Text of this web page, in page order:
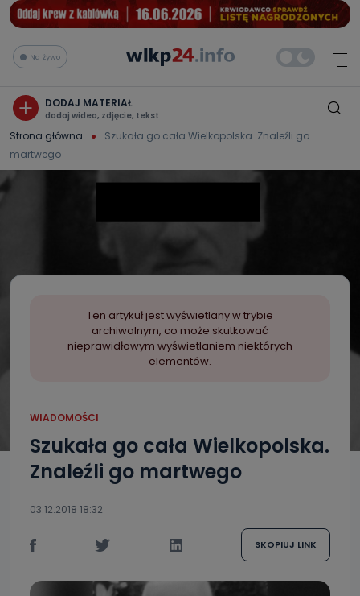
Na żywo
DODAJ MATERIAŁ
dodaj wideo, zdjęcie, tekst
Strona główna
Szukała go cała Wielkopolska. Znaleźli go
martwego
Ten artykuł jest wyświetlany w trybie
archiwalnym, co może skutkować
nieprawidłowym wyświetlaniem niektórych
elementów.
WIADOMOŚCI
Szukała go cała Wielkopolska.
Znaleźli go martwego
03.12.2018 18:32
SKOPIUJ LINK